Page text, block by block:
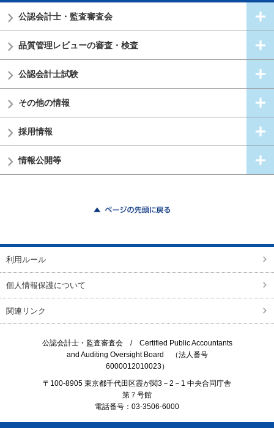
公認会計士・ 監査審査会
品質管理レビューの審査・検査
公認会計士試験
その他の情報
採用情報
情報公開等
利用ルール
個人情報保護について
関連リンク
公認会計士・監査審査会 / Certified Public Accountants
and Auditing Oversight Board
（法人番号
6000012010023）
〒100-8905 東京都千代田区霞が関3－2－1 中央合同庁舎
第７号館
電話番号：03-3506-6000